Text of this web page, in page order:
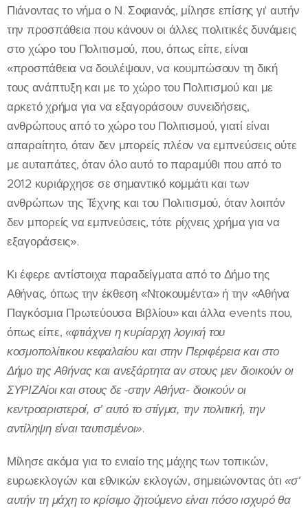
Πιάνοντας το νήμα ο Ν. Σοφιανός, μίλησε επίσης γι' αυτήν
την προσπάθεια που κάνουν οι άλλες πολιτικές δυνάμεις
στο χώρο του Πολιτισμού, που, όπως είπε, είναι
«προσπάθεια να δουλέψουν, να κουμπώσουν τη δική
τους ανάπτυξη και με το χώρο του Πολιτισμού και με
αρκετό χρήμα για να εξαγοράσουν συνειδήσεις,
ανθρώπους από το χώρο του Πολιτισμού, γιατί είναι
απαραίτητο, όταν δεν μπορείς πλέον να εμπνεύσεις ούτε
με αυταπάτες, όταν όλο αυτό το παραμύθι που από το
2012 κυριάρχησε σε σημαντικό κομμάτι και των
ανθρώπων της Τέχνης και του Πολιτισμού, όταν λοιπόν
δεν μπορείς να εμπνεύσεις, τότε ρίχνεις χρήμα για να
εξαγοράσεις».
Κι έφερε αντίστοιχα παραδείγματα από το Δήμο της
Αθήνας, όπως την έκθεση «Ντοκουμέντα» ή την «Αθήνα
Παγκόσμια Πρωτεύουσα Βιβλίου» και άλλα events που,
όπως είπε,«φτιάχνει η κυρίαρχη λογική του
κοσμοπολίτικου κεφαλαίου και στην Περιφέρεια και στο
Δήμο της Αθήνας και ανεξάρτητα αν στους μεν διοικούν οι
ΣΥΡΙΖΑίοι και στους δε -στην Αθήνα- διοικούν οι
κεντροαριστεροί, σ' αυτό το στίγμα, την πολιτική, την
αντίληψη είναι ταυτισμένοι».
Μίλησε ακόμα για το ενιαίο της μάχης των τοπικών,
ευρωεκλογών και εθνικών εκλογών, σημειώνοντας ότι«σ'
αυτήν τη μάχη το κρίσιμο ζητούμενο είναι πόσο ισχυρό θα